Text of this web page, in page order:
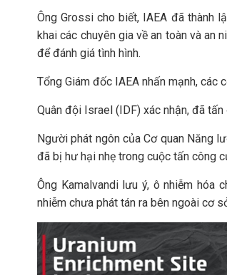
Ông Grossi cho biết, IAEA đã thành
khai các chuyên gia về an toàn và an
để đánh giá tình hình.
Tổng Giám đốc IAEA nhấn mạnh, các
Quân đội Israel (IDF) xác nhận, đã
Người phát ngôn của Cơ quan Năng
đã bị hư hại nhẹ trong cuộc tấn công
Ông Kamalvandi lưu ý, ô nhiễm hóa
nhiễm chưa phát tán ra bên ngoài cơ